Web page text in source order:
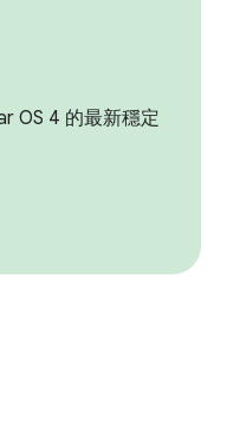
OS 4 的最新穩定